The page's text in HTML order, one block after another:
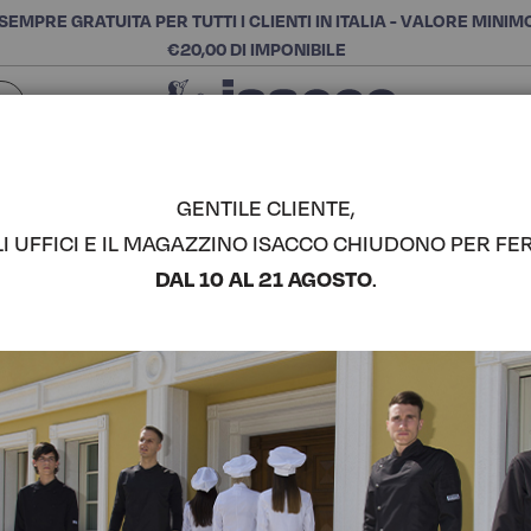
GRATUITA PER TUTTI I CLIENTI IN ITALIA - VALORE
€20,00 DI IMPONIBILE
TASCA -
Codice articolo: 086012
Colore: Grigio
COMPLETA IL LOOK
GENTILE CLIENTE,
UFFICI E IL MAGAZZINO ISACCO CHIUDONO PER
DAL 10 AL 21 AGOSTO.